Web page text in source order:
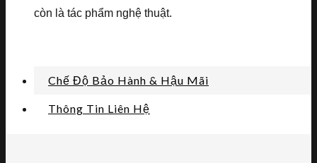
còn là tác phẩm nghệ thuật.
Chế Độ Bảo Hành & Hậu Mãi
Thông Tin Liên Hệ